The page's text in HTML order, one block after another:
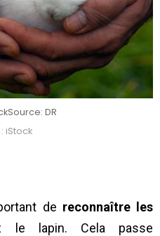
Source: DR
iStock
de reconnaître les
le lapin. Cela passe